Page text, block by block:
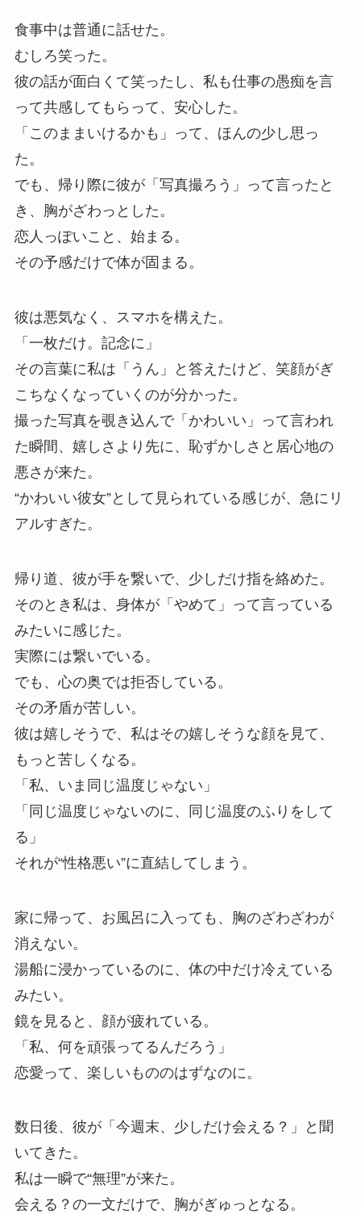
食事中は普通に話せた。
むしろ笑った。
彼の話が面白くて笑ったし、私も仕事の愚痴を言
って共感してもらって、安心した。
「このままいけるかも」って、ほんの少し思っ
た。
でも、帰り際に彼が「写真撮ろう」って言ったと
き、胸がざわっとした。
恋人っぽいこと、始まる。
その予感だけで体が固まる。
彼は悪気なく、スマホを構えた。
「一枚だけ。記念に」
その言葉に私は「うん」と答えたけど、笑顔がぎ
こちなくなっていくのが分かった。
撮った写真を覗き込んで「かわいい」って言われ
た瞬間、嬉しさより先に、恥ずかしさと居心地の
悪さが来た。
“かわいい彼女”として見られている感じが、急にリ
アルすぎた。
帰り道、彼が手を繋いで、少しだけ指を絡めた。
そのとき私は、身体が「やめて」って言っている
みたいに感じた。
実際には繋いでいる。
でも、心の奥では拒否している。
その矛盾が苦しい。
彼は嬉しそうで、私はその嬉しそうな顔を見て、
もっと苦しくなる。
「私、いま同じ温度じゃない」
「同じ温度じゃないのに、同じ温度のふりをして
る」
それが“性格悪い”に直結してしまう。
家に帰って、お風呂に入っても、胸のざわざわが
消えない。
湯船に浸かっているのに、体の中だけ冷えている
みたい。
鏡を見ると、顔が疲れている。
「私、何を頑張ってるんだろう」
恋愛って、楽しいもののはずなのに。
数日後、彼が「今週末、少しだけ会える？」と聞
いてきた。
私は一瞬で“無理”が来た。
会える？の一文だけで、胸がぎゅっとなる。